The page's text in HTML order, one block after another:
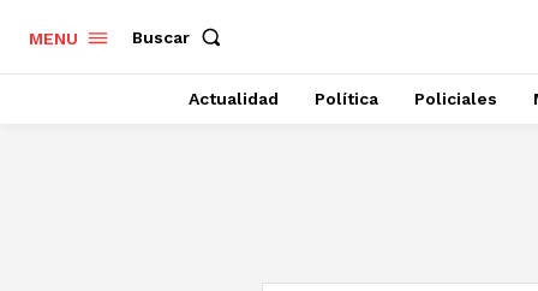
MENU Buscar
Actualidad Política Policiales